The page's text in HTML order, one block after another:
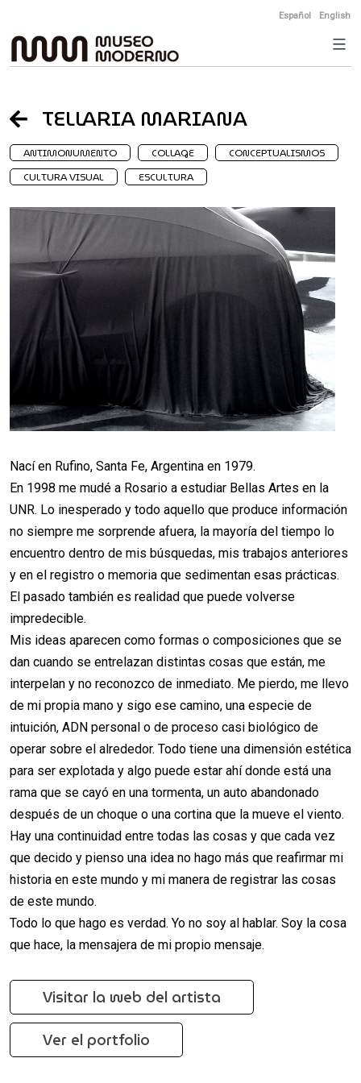
to
content
Español English
TELLARIA MARIANA
ANTIMONUMENTO COLLAGE
CONCEPTUALISMOS
CULTURA VISUAL
ESCULTURA
Nací en Rufino, Santa Fe, Argentina en 1979.
En 1998 me mudé a Rosario a estudiar Bellas Artes en la
UNR. Lo inesperado y todo aquello que produce información
no siempre me sorprende afuera, la mayoría del tiempo lo
encuentro dentro de mis búsquedas, mis trabajos anteriores
y en el registro o memoria que sedimentan esas prácticas.
El pasado también es realidad que puede volverse
impredecible.
Mis ideas aparecen como formas o composiciones que se
dan cuando se entrelazan distintas cosas que están, me
interpelan y no reconozco de inmediato. Me pierdo, me llevo
de mi propia mano y sigo ese camino, una especie de
intuición, ADN personal o de proceso casi biológico de
operar sobre el alrededor. Todo tiene una dimensión estética
para ser explotada y algo puede estar ahí donde está una
rama que se cayó en una tormenta, un auto abandonado
después de un choque o una cortina que la mueve el viento.
Hay una continuidad entre todas las cosas y que cada vez
que decido y pienso una idea no hago más que reafirmar mi
historia en este mundo y mi manera de registrar las cosas
de este mundo.
Todo lo que hago es verdad. Yo no soy al hablar. Soy la cosa
que hace, la mensajera de mi propio mensaje.
Visitar la web del artista
Ver el portfolio